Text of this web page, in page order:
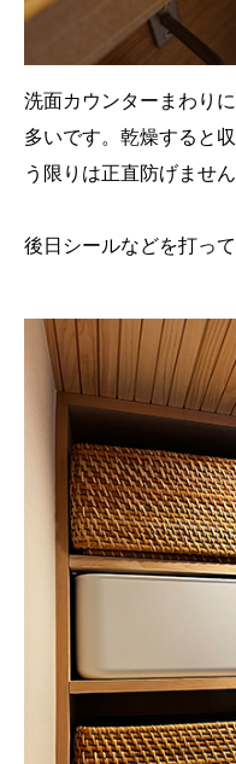
洗面カウンターまわり
多いです。乾燥すると
う限りは正直防げません
後日シールなどを打っ